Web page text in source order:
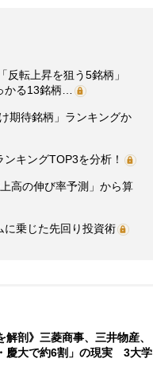
転上昇を狙う5銘柄」
かる13銘柄…
期待銘柄」ランキングか
キングTOP3を分析！
高の伸び率予測」から算
に乗じた先回り投資術
解剖》三菱商事、三井物産、
慶大で約6割」の現実 3大学